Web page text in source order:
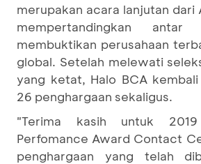
merupakan acara lanjutan dari
mempertandingkan
membuktikan perusahaan
global. Setelah melewati
yang ketat, Halo BCA
26 penghargaan sekaligus.
"Terima kasih untuk
Perfomance Award Contact
penghargaan yang telah